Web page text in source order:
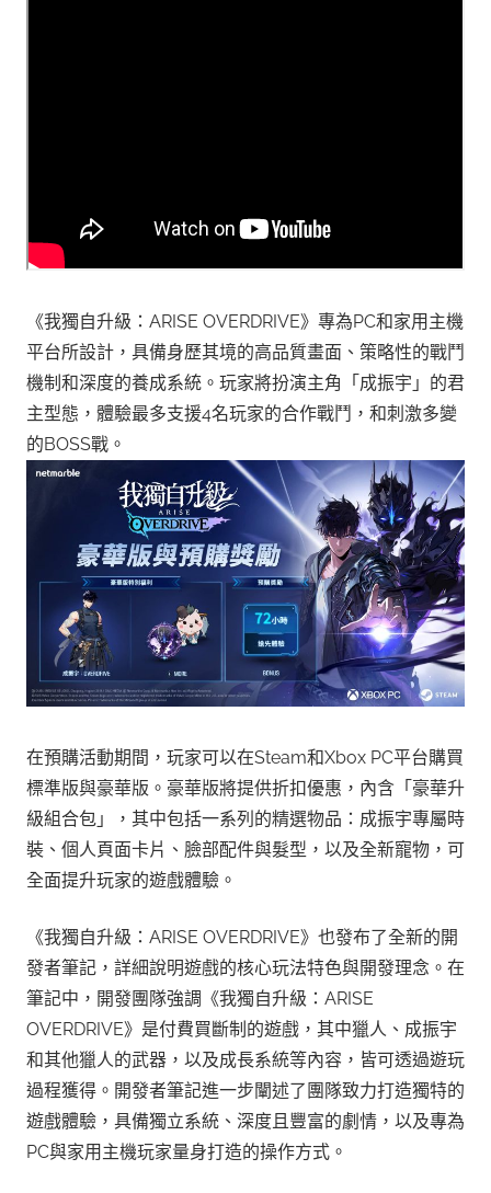
《我獨自升級：ARISE OVERDRIVE》專為PC和家用主機
平台所設計，具備身歷其境的高品質畫面、策略性的戰鬥
機制和深度的養成系統。玩家將扮演主角「成振宇」的君
主型態，體驗最多支援4名玩家的合作戰鬥，和刺激多變
的BOSS戰。
在預購活動期間，玩家可以在Steam和Xbox PC平台購買
標準版與豪華版。豪華版將提供折扣優惠，內含「豪華升
級組合包」，其中包括一系列的精選物品：成振宇專屬時
裝、個人頁面卡片、臉部配件與髮型，以及全新寵物，可
全面提升玩家的遊戲體驗。
《我獨自升級：ARISE OVERDRIVE》也發布了全新的開
發者筆記，詳細說明遊戲的核心玩法特色與開發理念。在
筆記中，開發團隊強調《我獨自升級：ARISE
OVERDRIVE》是付費買斷制的遊戲，其中獵人、成振宇
和其他獵人的武器，以及成長系統等內容，皆可透過遊玩
過程獲得。開發者筆記進一步闡述了團隊致力打造獨特的
遊戲體驗，具備獨立系統、深度且豐富的劇情，以及專為
PC與家用主機玩家量身打造的操作方式。